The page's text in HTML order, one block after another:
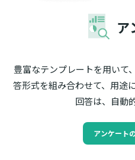
ア
豊富なテンプレートを用いて
答形式を組み合わせて、用途
回答は、自動
アンケート